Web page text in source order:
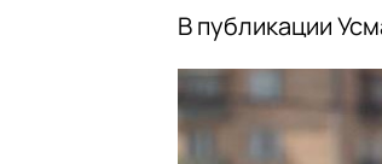
В публикации